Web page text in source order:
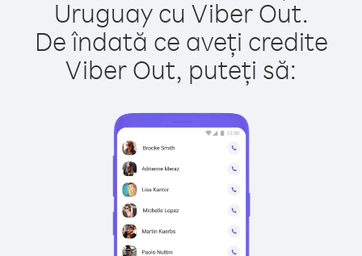
Uruguay cu Viber Out.
De îndată ce aveți credite
Viber Out, puteți să: